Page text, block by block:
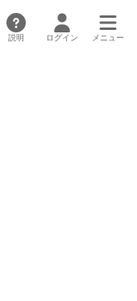
説明 ログイン メニュー